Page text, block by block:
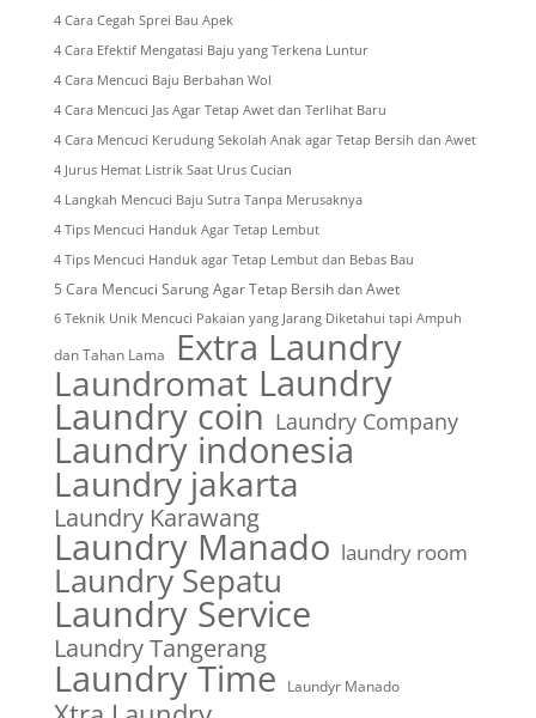
4 Cara Cegah Sprei Bau Apek
4 Cara Efektif Mengatasi Baju yang Terkena Luntur
4 Cara Mencuci Baju Berbahan Wol
4 Cara Mencuci Jas Agar Tetap Awet dan Terlihat Baru
4 Cara Mencuci Kerudung Sekolah Anak agar Tetap Bersih dan Awet
4 Jurus Hemat Listrik Saat Urus Cucian
4 Langkah Mencuci Baju Sutra Tanpa Merusaknya
4 Tips Mencuci Handuk Agar Tetap Lembut
4 Tips Mencuci Handuk agar Tetap Lembut dan Bebas Bau
5 Cara Mencuci Sarung Agar Tetap Bersih dan Awet
6 Teknik Unik Mencuci Pakaian yang Jarang Diketahui tapi Ampuh
dan Tahan Lama Extra Laundry
Laundromat Laundry
Laundry coin Laundry Company
Laundry indonesia
Laundry jakarta
Laundry Karawang
Laundry Manado laundry room
Laundry Sepatu
Laundry Service
Laundry Tangerang
Laundry Time Laundyr Manado